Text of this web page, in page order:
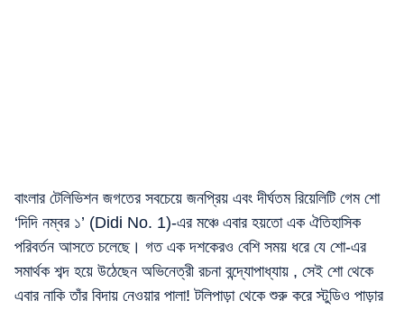
বাংলার টেলিভিশন জগতের সবচেয়ে জনপ্রিয় এবং দীর্ঘতম রিয়েলিটি গেম শো
‘দিদি নম্বর ১’ (Didi No. 1)-এর মঞ্চে এবার হয়তো এক ঐতিহাসিক
পরিবর্তন আসতে চলেছে। গত এক দশকেরও বেশি সময় ধরে যে শো-এর
সমার্থক শব্দ হয়ে উঠেছেন অভিনেত্রী রচনা বন্দ্যোপাধ্যায় , সেই শো থেকে
এবার নাকি তাঁর বিদায় নেওয়ার পালা! টলিপাড়া থেকে শুরু করে স্টুডিও পাড়ার